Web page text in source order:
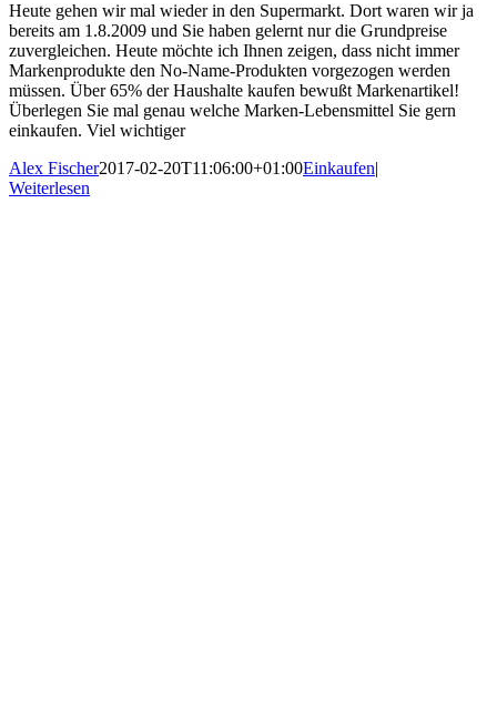
Heute gehen wir mal wieder in den Supermarkt. Dort waren wir ja
bereits am 1.8.2009 und Sie haben gelernt nur die Grundpreise
zuvergleichen. Heute möchte ich Ihnen zeigen, dass nicht immer
Markenprodukte den No-Name-Produkten vorgezogen werden
müssen. Über 65% der Haushalte kaufen bewußt Markenartikel!
Überlegen Sie mal genau welche Marken-Lebensmittel Sie gern
einkaufen. Viel wichtiger
Alex Fischer2017-02-20T11:06:00+01:00Einkaufen|
Weiterlesen